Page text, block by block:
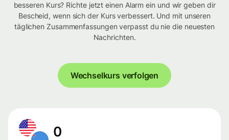
besseren Kurs? Richte jetzt einen Alarm ein und wir geben dir
Bescheid, wenn sich der Kurs verbessert. Und mit unseren
täglichen Zusammenfassungen verpasst du nie die neuesten
Nachrichten.
Wechselkurs verfolgen
0